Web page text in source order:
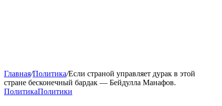
Главная/Политика/Если страной управляет дурак в этой
стране бесконечный бардак — Бейдулла Манафов.
ПолитикаПолитики